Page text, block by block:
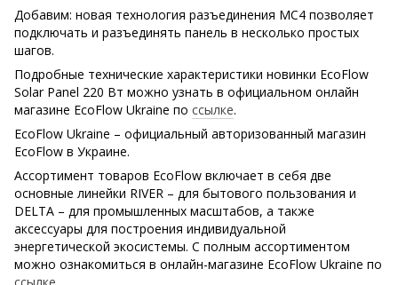
Добавим: новая технология разъединения MC4 позволяет
подключать и разъединять панель в несколько простых
шагов.
Подробные технические характеристики новинки EcoFlow
Solar Panel 220 Вт можно узнать в официальном онлайн
магазине EcoFlow Ukraine по ссылке.
EcoFlow Ukraine – официальный авторизованный магазин
EcoFlow в Украине.
Ассортимент товаров EcoFlow включает в себя две
основные линейки RIVER – для бытового пользования и
DELTA – для промышленных масштабов, а также
аксессуары для построения индивидуальной
энергетической экосистемы. С полным ассортиментом
можно ознакомиться в онлайн-магазине EcoFlow Ukraine по